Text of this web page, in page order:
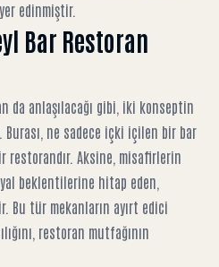
edinmiştir.
Bar Restoran
da anlaşılacağı gibi, iki konseptin
ne sadece içki içilen bir bar
restorandır. Aksine, misafirlerin
beklentilerine hitap eden,
Bu tür mekanların ayırt edici
restoran mutfağının